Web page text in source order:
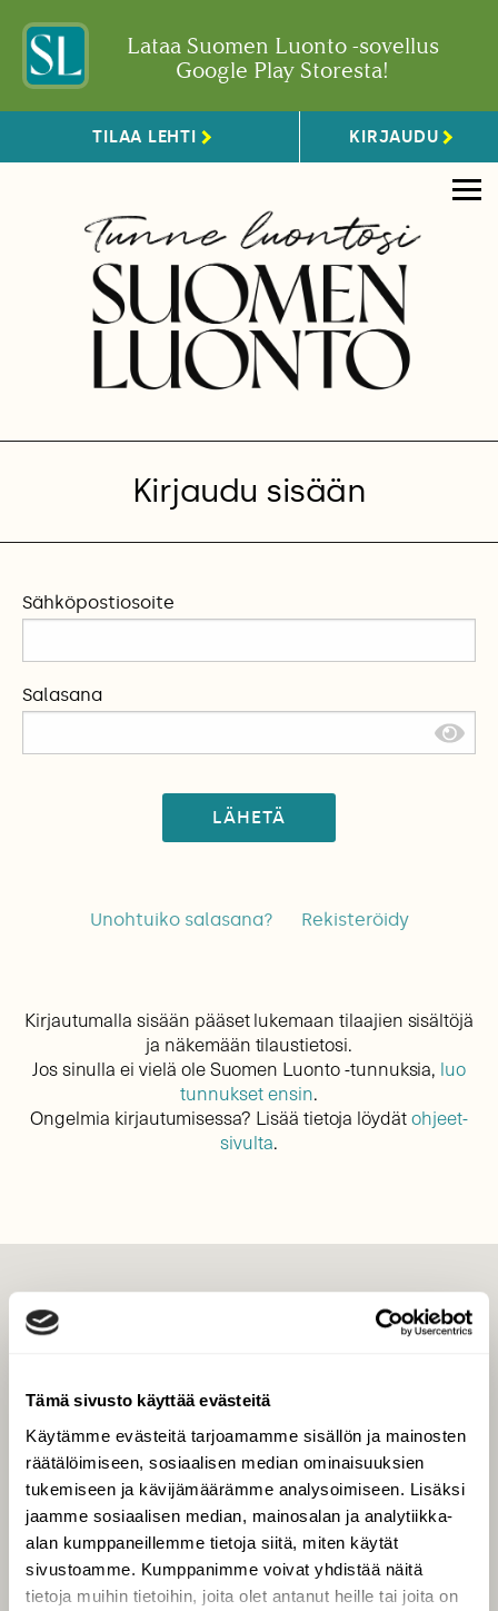
Tämä sivusto käyttää evästeitä
Käytämme evästeitä tarjoamamme sisällön ja mainosten
räätälöimiseen, sosiaalisen median ominaisuuksien
tukemiseen ja kävijämäärämme analysoimiseen. Lisäksi
jaamme sosiaalisen median, mainosalan ja analytiikka-
alan kumppaneillemme tietoja siitä, miten käytät
sivustoamme. Kumppanimme voivat yhdistää näitä
tietoja muihin tietoihin, joita olet antanut heille tai joita on
Lataa Suomen Luonto -sovellus
Google Play Storesta!
TILAA LEHTI KIRJAUDU
Kirjaudu sisään
Sähköpostiosoite
Salasana
LÄHETÄ
Unohtuiko salasana? Rekisteröidy
Kirjautumalla sisään pääset lukemaan tilaajien sisältöjä
ja näkemään tilaustietosi.
Jos sinulla ei vielä ole Suomen Luonto -tunnuksia, luo
tunnukset ensin.
Ongelmia kirjautumisessa? Lisää tietoja löydätohjeet-
sivulta.
Tilaa digilukuoikeus
Äänestä parasta juttua
Tilaa uutiskirje
SUOMEN LUONNON­
SUOJELU­LIITTO